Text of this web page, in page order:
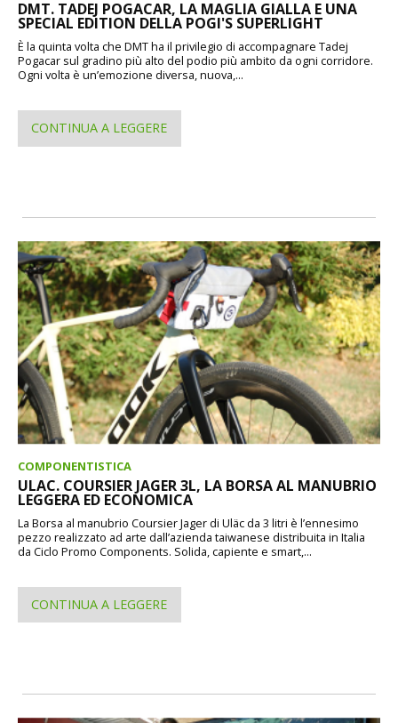
DMT. TADEJ POGACAR, LA MAGLIA GIALLA E UNA
SPECIAL EDITION DELLA POGI'S SUPERLIGHT
È la quinta volta che DMT ha il privilegio di accompagnare Tadej
Pogacar sul gradino più alto del podio più ambito da ogni corridore.
Ogni volta è un’emozione diversa, nuova,...
CONTINUA A LEGGERE
COMPONENTISTICA
ULAC. COURSIER JAGER 3L, LA BORSA AL MANUBRIO
LEGGERA ED ECONOMICA
La Borsa al manubrio Coursier Jager di Uläc da 3 litri è l’ennesimo
pezzo realizzato ad arte dall’azienda taiwanese distribuita in Italia
da Ciclo Promo Components. Solida, capiente e smart,...
CONTINUA A LEGGERE